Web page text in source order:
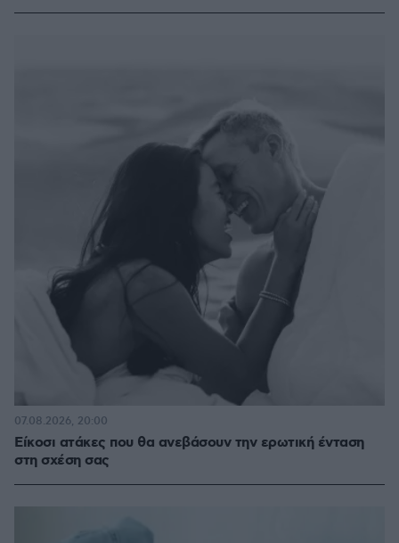
Είκοσι ατάκες που θα ανεβάσουν την ερωτική ένταση
στη σχέση σας
07.08.2026, 20:00